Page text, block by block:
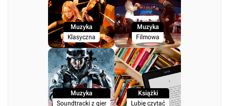
Muzyka
Klasyczna
Muzyka
Filmowa
Muzyka
Soundtracki z gier
Książki
Lubię czytać